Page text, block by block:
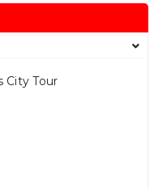
City Tour